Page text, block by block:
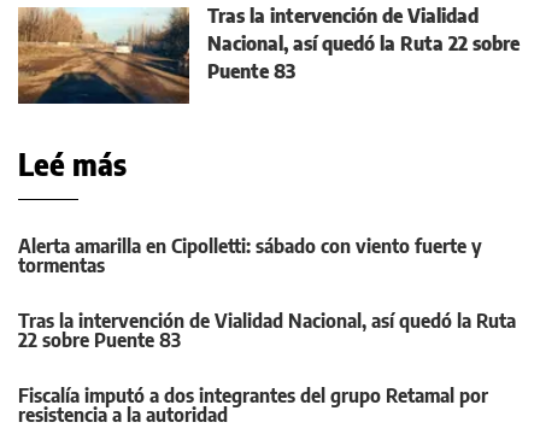
Tras la intervención de Vialidad
Nacional, así quedó la Ruta 22 sobre
Puente 83
Leé más
Alerta amarilla en Cipolletti: sábado con viento fuerte y
tormentas
Tras la intervención de Vialidad Nacional, así quedó la Ruta
22 sobre Puente 83
Fiscalía imputó a dos integrantes del grupo Retamal por
resistencia a la autoridad